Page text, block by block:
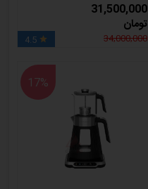
31,500,000
تومان
34,000,000

4.5
17%